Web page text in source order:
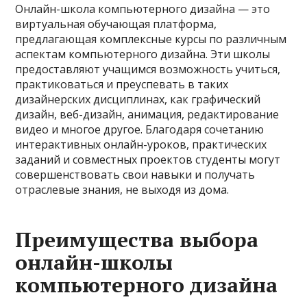
Онлайн-школа компьютерного дизайна — это
виртуальная обучающая платформа,
предлагающая комплексные курсы по различным
аспектам компьютерного дизайна. Эти школы
предоставляют учащимся возможность учиться,
практиковаться и преуспевать в таких
дизайнерских дисциплинах, как графический
дизайн, веб-дизайн, анимация, редактирование
видео и многое другое. Благодаря сочетанию
интерактивных онлайн-уроков, практических
заданий и совместных проектов студенты могут
совершенствовать свои навыки и получать
отраслевые знания, не выходя из дома.
Преимущества выбора
онлайн-школы
компьютерного дизайна